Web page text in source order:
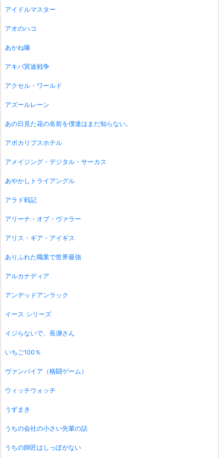
アイドルマスター
アオのハコ
あかね噺
アキバ冥途戦争
アクセル・ワールド
アズールレーン
あの日見た花の名前を僕達はまだ知らない。
アポカリプスホテル
アメイジング・デジタル・サーカス
あやかしトライアングル
アラド戦記
アリーナ・オブ・ヴァラー
アリス・ギア・アイギス
ありふれた職業で世界最強
アルカナディア
アンデッドアンラック
イース シリーズ
イジらないで、長瀞さん
いちご100％
ヴァンパイア（格闘ゲーム）
ウィッチウォッチ
うずまき
うちの会社の小さい先輩の話
うちの師匠はしっぽがない